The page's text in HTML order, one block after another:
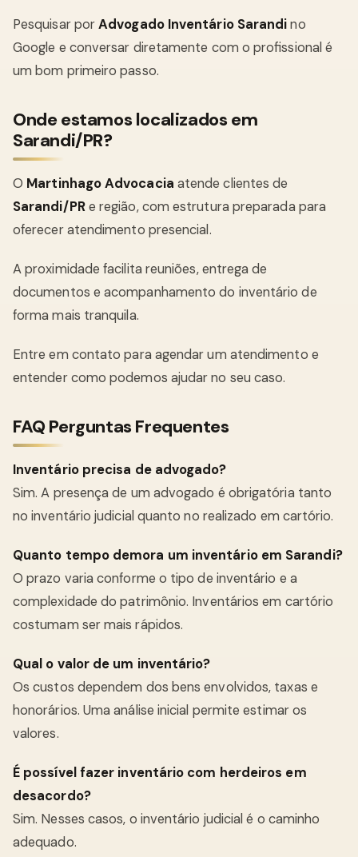
Pesquisar porAdvogado Inventário Sarandino
Google e conversar diretamente com o profissional é
um bom primeiro passo.
Onde estamos localizados em
Sarandi/PR?
O Martinhago Advocacia atende clientes de
Sarandi/PRe região, com estrutura preparada para
oferecer atendimento presencial.
A proximidade facilita reuniões, entrega de
documentos e acompanhamento do inventário de
forma mais tranquila.
Entre em contato para agendar um atendimento e
entender como podemos ajudar no seu caso.
FAQ Perguntas Frequentes
Inventário precisa de advogado?
Sim. A presença de um advogado é obrigatória tanto
no inventário judicial quanto no realizado em cartório.
Quanto tempo demora um inventário em Sarandi?
O prazo varia conforme o tipo de inventário e a
complexidade do patrimônio. Inventários em cartório
costumam ser mais rápidos.
Qual o valor de um inventário?
Os custos dependem dos bens envolvidos, taxas e
honorários. Uma análise inicial permite estimar os
valores.
É possível fazer inventário com herdeiros em
desacordo?
Sim. Nesses casos, o inventário judicial é o caminho
adequado.